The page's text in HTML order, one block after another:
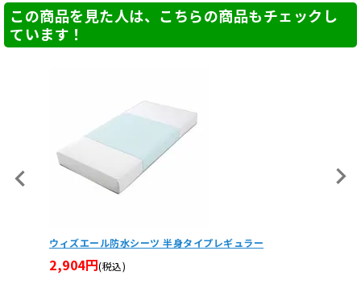
この商品を見た人は、こちらの商品もチェックし
ています！
ウィズエール防水シーツ 全身タイプレギュラー
6,050円(税込)